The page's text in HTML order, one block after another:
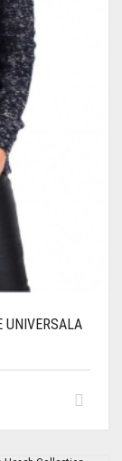
UNIVERSALA